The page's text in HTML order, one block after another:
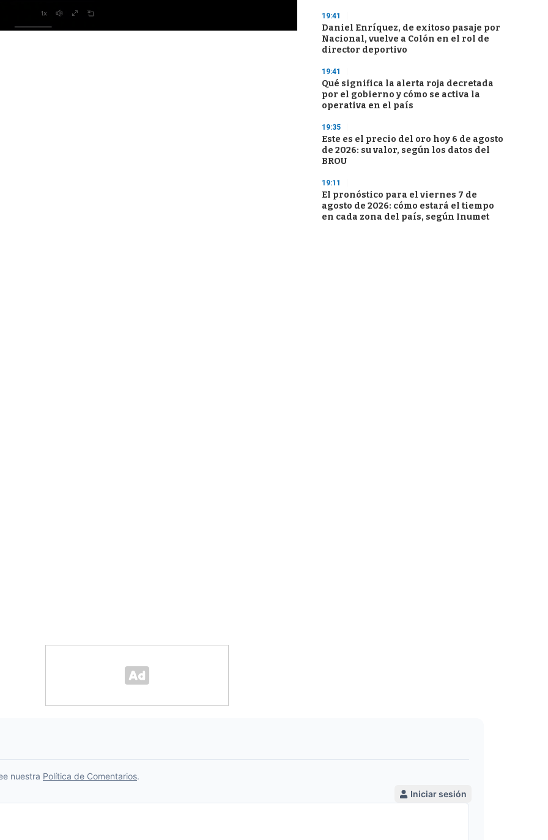
19:41
Daniel Enríquez, de exitoso pasaje por
Nacional, vuelve a Colón en el rol de
director deportivo
19:41
Qué significa la alerta roja decretada
por el gobierno y cómo se activa la
operativa en el país
19:35
Este es el precio del oro hoy 6 de agosto
de 2026: su valor, según los datos del
BROU
19:11
El pronóstico para el viernes 7 de
agosto de 2026: cómo estará el tiempo
en cada zona del país, según Inumet